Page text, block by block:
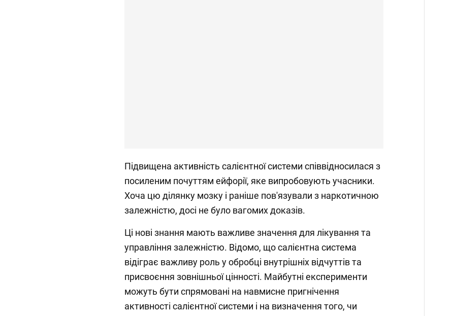
Підвищена активність салієнтної системи співвідносилася з
посиленим почуттям ейфорії, яке випробовують учасники.
Хоча цю ділянку мозку і раніше пов'язували з наркотичною
залежністю, досі не було вагомих доказів.
Ці нові знання мають важливе значення для лікування та
управління залежністю. Відомо, що салієнтна система
відіграє важливу роль у обробці внутрішніх відчуттів та
присвоєння зовнішньої цінності. Майбутні експерименти
можуть бути спрямовані на навмисне пригнічення
активності салієнтної системи і на визначення того, чи